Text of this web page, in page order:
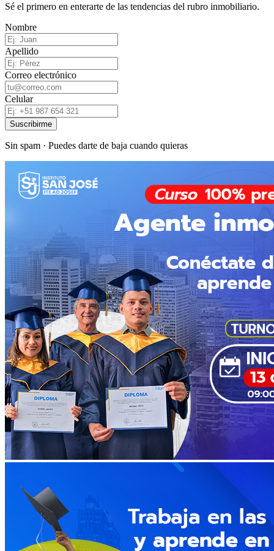
Sé el primero en enterarte de las tendencias del rubro inmobiliario.
Nombre
Apellido
Correo electrónico
Celular
Suscribirme
Sin spam · Puedes darte de baja cuando quieras